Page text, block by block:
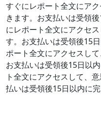
すぐにレポート全文にア
きます。お支払いは受領
にレポート全文にアクセ
す。お支払いは受領後15
ポート全文にアクセスして
お支払いは受領後15日以内
ト全文にアクセスして、
払いは受領後15日以内に完